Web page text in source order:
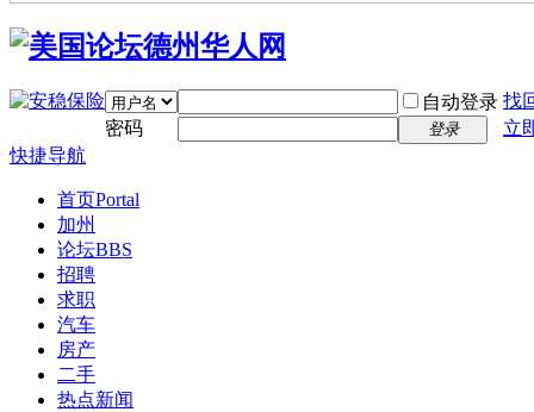
自动登录 找
密码
登录
立
快捷导航
首页Portal
加州
论坛BBS
招聘
求职
汽车
房产
二手
热点新闻